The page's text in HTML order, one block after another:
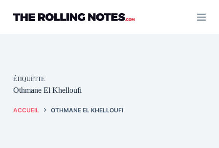
contenu
ÉTIQUETTE
Othmane El Khelloufi
ACCUEIL OTHMANE EL KHELLOUFI